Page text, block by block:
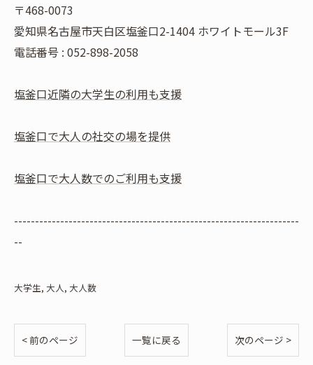
〒468-0073
愛知県名古屋市天白区塩釜口2-1404 ホワイトモール3F
電話番号 : 052-898-2058
塩釜口近隣の大学生の利用も支援
塩釜口で大人の社交の場を提供
塩釜口で大人数でのご利用も支援
--------------------------------------------------------------------
--
大学生 大人 大人数
< 前のページ 一覧に戻る 次のページ >